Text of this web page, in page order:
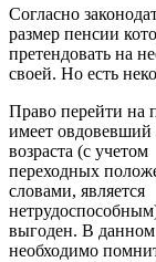
Согласно
размер пенсии
претендовать на
своей. Но есть
Право перейти на
имеет овдовевший
возраста (с учетом
переходных
словами, является
выгоден. В данном
необходимо